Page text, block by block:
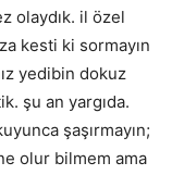
olaydık. il özel
kesti ki sormayın
yedibin dokuz
şu an yargıda.
şaşırmayın;
olur bilmem ama